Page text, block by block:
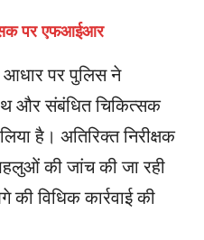
पर एफआईआर
आधार पर पुलिस ने
और संबंधित चिकित्सक
है। अतिरिक्त निरीक्षक
की जांच की जा रही
विधिक कार्रवाई की